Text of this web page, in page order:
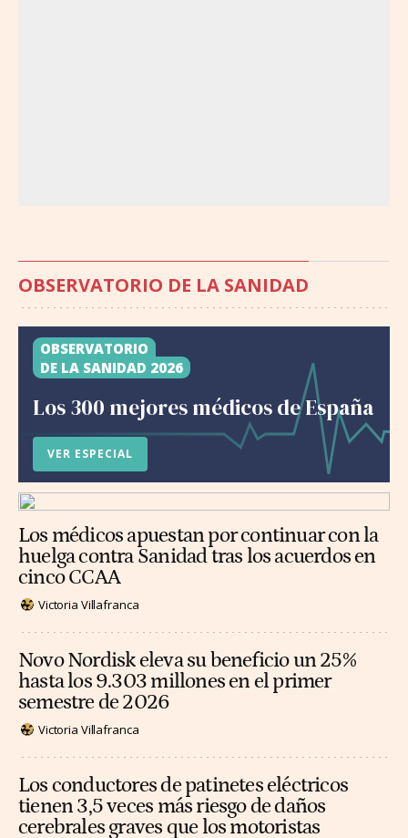
OBSERVATORIO DE LA SANIDAD
OBSERVATORIO
DE LA SANIDAD 2026
Los 300 mejores médicos de España
VER ESPECIAL
Los médicos apuestan por continuar con la
huelga contra Sanidad tras los acuerdos en
cinco CCAA
Victoria Villafranca
Novo Nordisk eleva su beneficio un 25%
hasta los 9.303 millones en el primer
semestre de 2026
Victoria Villafranca
Los conductores de patinetes eléctricos
tienen 3,5 veces más riesgo de daños
cerebrales graves que los motoristas